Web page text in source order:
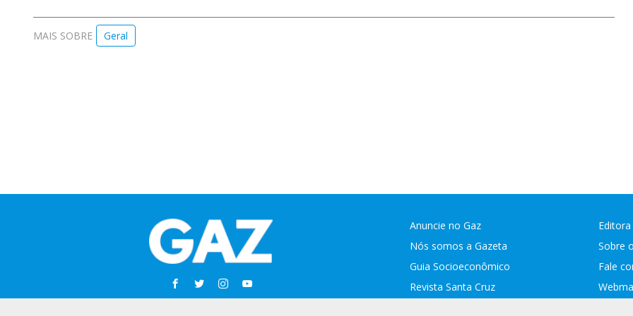
MAIS SOBRE Geral
Anuncie no Gaz
Nós somos a Gazeta
Guia Socioeconômico
Revista Santa Cruz
Sobre
Fale